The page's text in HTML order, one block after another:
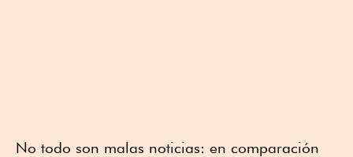
No todo son malas noticias: en comparación